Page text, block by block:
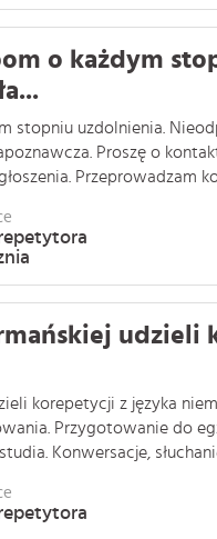
o każdym
stopniu uzdolnienia.
Proszę o
Przeprowadzam
udzieli
korepetycji z języka
Przygotowanie do
Konwersacje,